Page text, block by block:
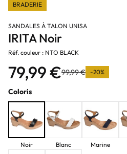
BRADERIE
SANDALES À TALON UNISA
IRITA Noir
Réf. couleur : NTO BLACK
79,99 €99,99 € -20%
Coloris
Noir Blanc Marine